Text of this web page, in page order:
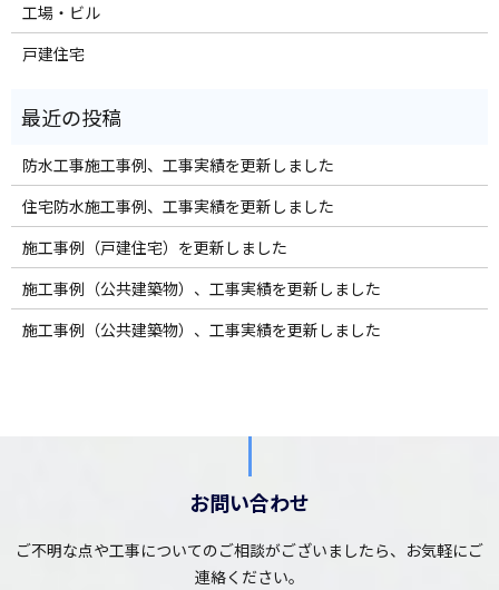
工場・ビル
戸建住宅
防水工事施工事例、工事実績を更新しました
住宅防水施工事例、工事実績を更新しました
施工事例（戸建住宅）を更新しました
施工事例（公共建築物）、工事実績を更新しました
施工事例（公共建築物）、工事実績を更新しました
お問い合わせ
ご不明な点や工事についてのご相談がございましたら、お気軽にご
連絡ください。